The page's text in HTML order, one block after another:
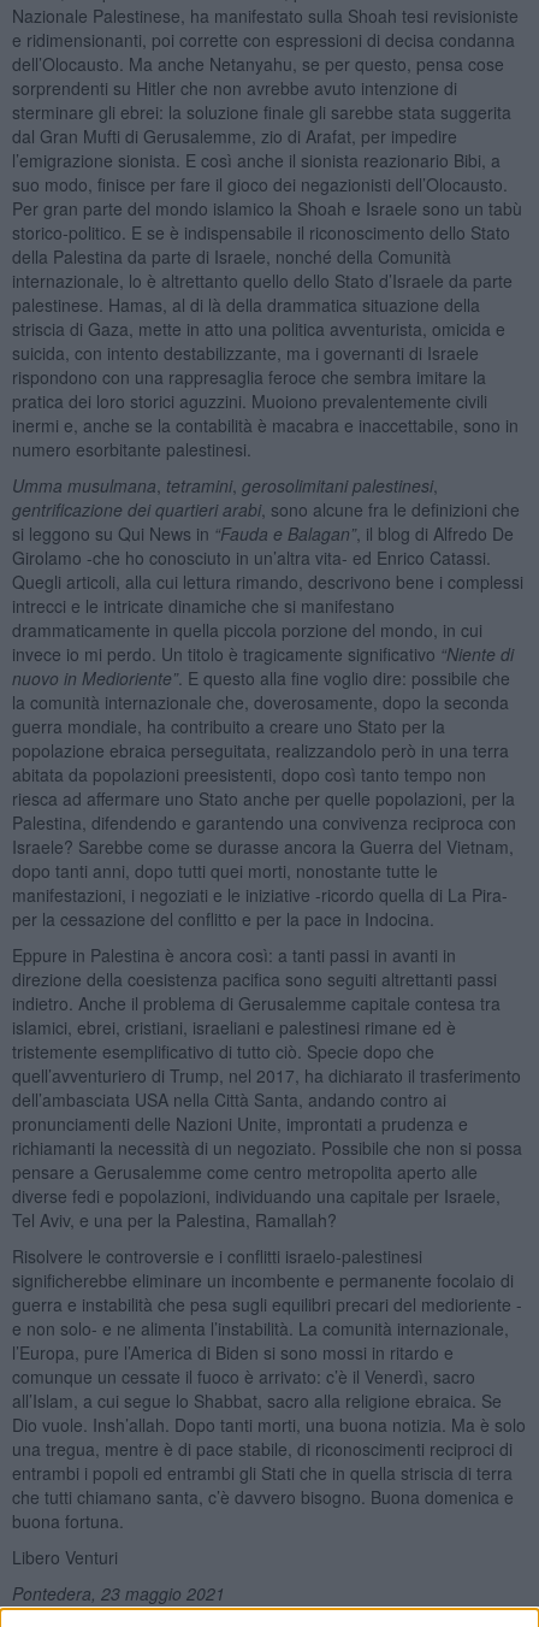
Nazionale Palestinese, ha manifestato sulla Shoah tesi revisioniste
e ridimensionanti, poi corrette con espressioni di decisa condanna
dell’Olocausto. Ma anche Netanyahu, se per questo, pensa cose
sorprendenti su Hitler che non avrebbe avuto intenzione di
sterminare gli ebrei: la soluzione finale gli sarebbe stata suggerita
dal Gran Mufti di Gerusalemme, zio di Arafat, per impedire
l’emigrazione sionista. E così anche il sionista reazionario Bibi, a
suo modo, finisce per fare il gioco dei negazionisti dell’Olocausto.
Per gran parte del mondo islamico la Shoah e Israele sono un tabù
storico-politico. E se è indispensabile il riconoscimento dello Stato
della Palestina da parte di Israele, nonché della Comunità
internazionale, lo è altrettanto quello dello Stato d’Israele da parte
palestinese. Hamas, al di là della drammatica situazione della
striscia di Gaza, mette in atto una politica avventurista, omicida e
suicida, con intento destabilizzante, ma i governanti di Israele
rispondono con una rappresaglia feroce che sembra imitare la
pratica dei loro storici aguzzini. Muoiono prevalentemente civili
inermi e, anche se la contabilità è macabra e inaccettabile, sono in
numero esorbitante palestinesi.
Umma musulmana tetramini, gerosolimitani palestinesi,
gentrificazione dei quartieri arabi, sono alcune fra le definizioni che
si leggono su Qui News in “Fauda e Balagan”, il blog di Alfredo De
Girolamo -che ho conosciuto in un’altra vita- ed Enrico Catassi.
Quegli articoli, alla cui lettura rimando, descrivono bene i complessi
intrecci e le intricate dinamiche che si manifestano
drammaticamente in quella piccola porzione del mondo, in cui
invece io mi perdo. Un titolo è tragicamente significativo “Niente di
nuovo in Medioriente”. E questo alla fine voglio dire: possibile che
la comunità internazionale che, doverosamente, dopo la seconda
guerra mondiale, ha contribuito a creare uno Stato per la
popolazione ebraica perseguitata, realizzandolo però in una terra
abitata da popolazioni preesistenti, dopo così tanto tempo non
riesca ad affermare uno Stato anche per quelle popolazioni, per la
Palestina, difendendo e garantendo una convivenza reciproca con
Israele? Sarebbe come se durasse ancora la Guerra del Vietnam,
dopo tanti anni, dopo tutti quei morti, nonostante tutte le
manifestazioni, i negoziati e le iniziative -ricordo quella di La Pira-
per la cessazione del conflitto e per la pace in Indocina.
Eppure in Palestina è ancora così: a tanti passi in avanti in
direzione della coesistenza pacifica sono seguiti altrettanti passi
indietro. Anche il problema di Gerusalemme capitale contesa tra
islamici, ebrei, cristiani, israeliani e palestinesi rimane ed è
tristemente esemplificativo di tutto ciò. Specie dopo che
quell’avventuriero di Trump, nel 2017, ha dichiarato il trasferimento
dell’ambasciata USA nella Città Santa, andando contro ai
pronunciamenti delle Nazioni Unite, improntati a prudenza e
richiamanti la necessità di un negoziato. Possibile che non si possa
pensare a Gerusalemme come centro metropolita aperto alle
diverse fedi e popolazioni, individuando una capitale per Israele,
Tel Aviv, e una per la Palestina, Ramallah?
Risolvere le controversie e i conflitti israelo-palestinesi
significherebbe eliminare un incombente e permanente focolaio di
guerra e instabilità che pesa sugli equilibri precari del medioriente -
e non solo- e ne alimenta l’instabilità. La comunità internazionale,
l’Europa, pure l’America di Biden si sono mossi in ritardo e
comunque un cessate il fuoco è arrivato: c’è il Venerdì, sacro
all’Islam, a cui segue lo Shabbat, sacro alla religione ebraica. Se
Dio vuole. Insh’allah. Dopo tanti morti, una buona notizia. Ma è solo
una tregua, mentre è di pace stabile, di riconoscimenti reciproci di
entrambi i popoli ed entrambi gli Stati che in quella striscia di terra
che tutti chiamano santa, c’è davvero bisogno. Buona domenica e
buona fortuna.
Libero Venturi
Pontedera, 23 maggio 2021